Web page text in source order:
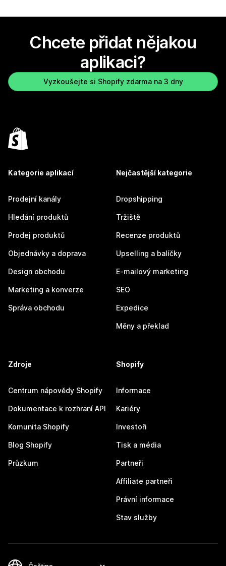
Chcete přidat nějakou
aplikaci?
Vyzkoušejte si Shopify zdarma na 3 dny
Kategorie aplikací
Prodejní kanály
Hledání produktů
Prodej produktů
Objednávky a doprava
Design obchodu
Marketing a konverze
Správa obchodu
Nejčastější kategorie
Dropshipping
Tržiště
Recenze produktů
Upselling a balíčky
E-mailový marketing
SEO
Expedice
Měny a překlad
Zdroje
Centrum nápovědy Shopify
Dokumentace k rozhraní API
Komunita Shopify
Blog Shopify
Průzkum
Shopify
Informace
Kariéry
Investoři
Tisk a média
Partneři
Affiliate partneři
Právní informace
Stav služby